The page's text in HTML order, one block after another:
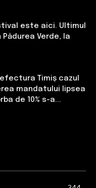
este aici. Ultimul
Verde, la
Timiș cazul
mandatului lipsea
de 10% s-a...